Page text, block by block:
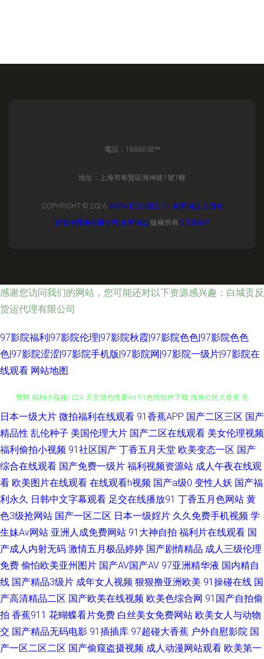
電話：1888838**
地址：上海市奉賢區海坤路1號1幢
COPYRIGHT © 2026 WWW.ECEVEEE.CN 皮革制品 上海楠
靜電子商務有限公司 皮革制品 版權所有 SITEMAP
感谢您访问我们的网站，您可能还对以下资源感兴趣：白城贡反
货运代理有限公司
97影院福利|97影院伦理|97影院秋霞|97影院色色|97影院色色
色|97影院涩涩|97影院手机版|97影院网|97影院一级片|97影院在
线观看 网站地图
国产偷偷碰久草 婷婷她六月天 国产精选91久久 日本不卡在线二区三区 91蜜
臀网 福利小视频1024 天堂情色性爱Aa 91色情软件下载 海角社区大香蕉 先
锋AV中文网 91午夜激情 女同扣逼视频 91大师 国产91在线视频红杏 婷婷成
人亚洲综合 黑丝美女自慰网站 91唐先生探花视频 欧美色图麻豆传媒 91人妻
少妇喷水在线 www成人在线 91免费视频在线 久操网国产精品 先锋影音丝袜
制服AV 91在线观看播放网址 论理在线 亚洲香蕉伊人 岛国福利社 日韩专区无
码高清 91熟妇网站 精品少妇导航 五月天bb激情网 91资源共享视频 久久之
传媒视频免费在线观看 欧美骚片 91豆花网亚 超碰97在线成人影视 日韩福利
日本一级大片 微拍福利在线观看 91香蕉APP 国产二区三区 国产
精品性 乱伦种子 美国伦理大片 国产二区在线观看 美女伦理视频
福利偷拍小视频 91社区国产 丁香五月天堂 欧美变态一区 国产
综合在线观看 国产免费一级片 福利视频资源站 成人午夜在线观
看 欧美图片在线观看 在线观看h视频 国产a级0 变性人妖 国产福
利永久 日韩中文字幕观看 足交在线播放91 丁香五月色网站 黄
色3级抢网站 国产一区二区 日本一级婬片 久久免费手机视频 学
生妹Av网站 亚洲人成免费网站 91大神自拍 福利片在线观看 国
产成人内射无码 激情五月极品婷婷 国产剧情精品 成人三级伦理
免费 偷怕欧美亚州图片 国产AV国产AV 97亚洲精华液 国内精自
线 国产精品3级片 成年女人视频 狠狠撸亚洲欧美 91操碰在线 国
产高清精品二区 国产欧美在线视频 欧美色综合网 91国产自拍偷
拍 香蕉911 花蝴蝶看片免费 白丝美女免费网站 欧美女人与动物
交 国产精品无码电影 91插插库 97超碰大香蕉 户外自慰影院 国
产一区二区二区 国产偷窥盗摄视频 成人动漫网站观看 欧美第一